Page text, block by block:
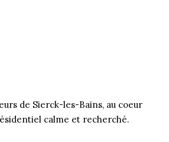
de Sierck-les-Bains, au coeur
calme et recherché.